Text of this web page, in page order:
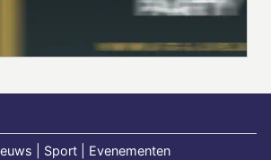
| Sport | Evenementen